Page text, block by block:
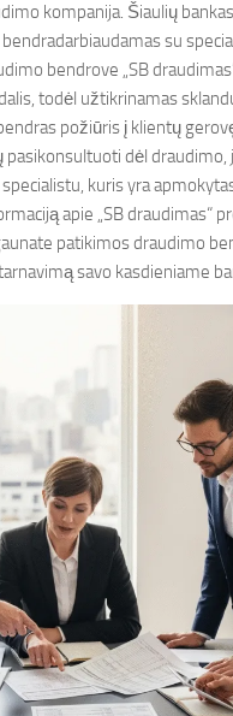
kompanija. Šiaulių
su
bendrove „SB
todėl užtikrinamas
požiūris į klientų
pasikonsultuoti dėl draudimo,
kuris yra
apie „SB draudimas“
patikimos draudimo
savo kasdieniame